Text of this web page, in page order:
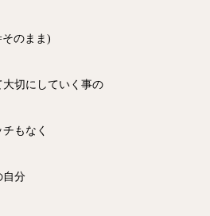
のまま)
切にしていく事の
もなく
自分